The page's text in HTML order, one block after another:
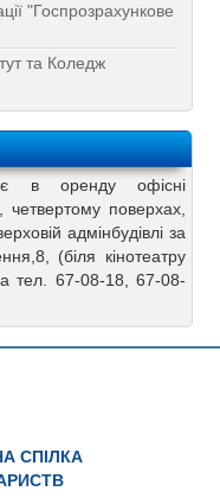
"Госпрозрахункове
та Коледж
в оренду офісні
поверхах,
адмінбудівлі за
(біля кінотеатру
тел. 67-08-18, 67-08-
СПІЛКА